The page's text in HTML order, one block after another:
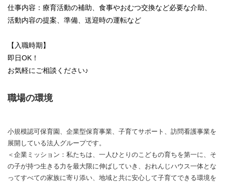
仕事内容：療育活動の補助、食事やおむつ交換など必要な介助、
活動内容の提案、準備、送迎時の運転など
【入職時期】
即日OK！
お気軽にご相談ください♪
職場の環境
小規模認可保育園、企業型保育事業、子育てサポート、訪問看護事業を
展開している法人グループです。
＜企業ミッション：私たちは、一人ひとりのこどもの育ちを第一に、そ
の子が持つ生きる力を最大限に伸ばしていき、おれんじハウス一体とな
ってすべての家族に寄り添い、地域と共に安心して子育てできる環境を